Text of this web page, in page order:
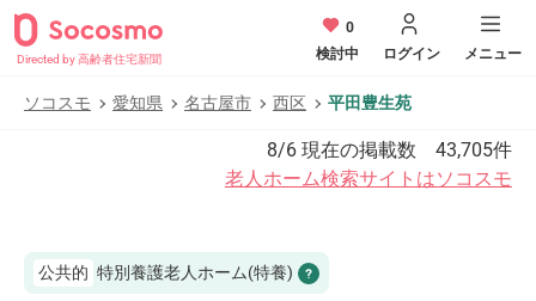
Directed by 高齢者住宅新聞
0
検討中
ログイン メニュー
ソコスモ 愛知県 名古屋市 西区 平田豊生苑
8/6 現在の掲載数 43,705件
老人ホーム検索サイトはソコスモ
公共的 特別養護老人ホーム(特養)